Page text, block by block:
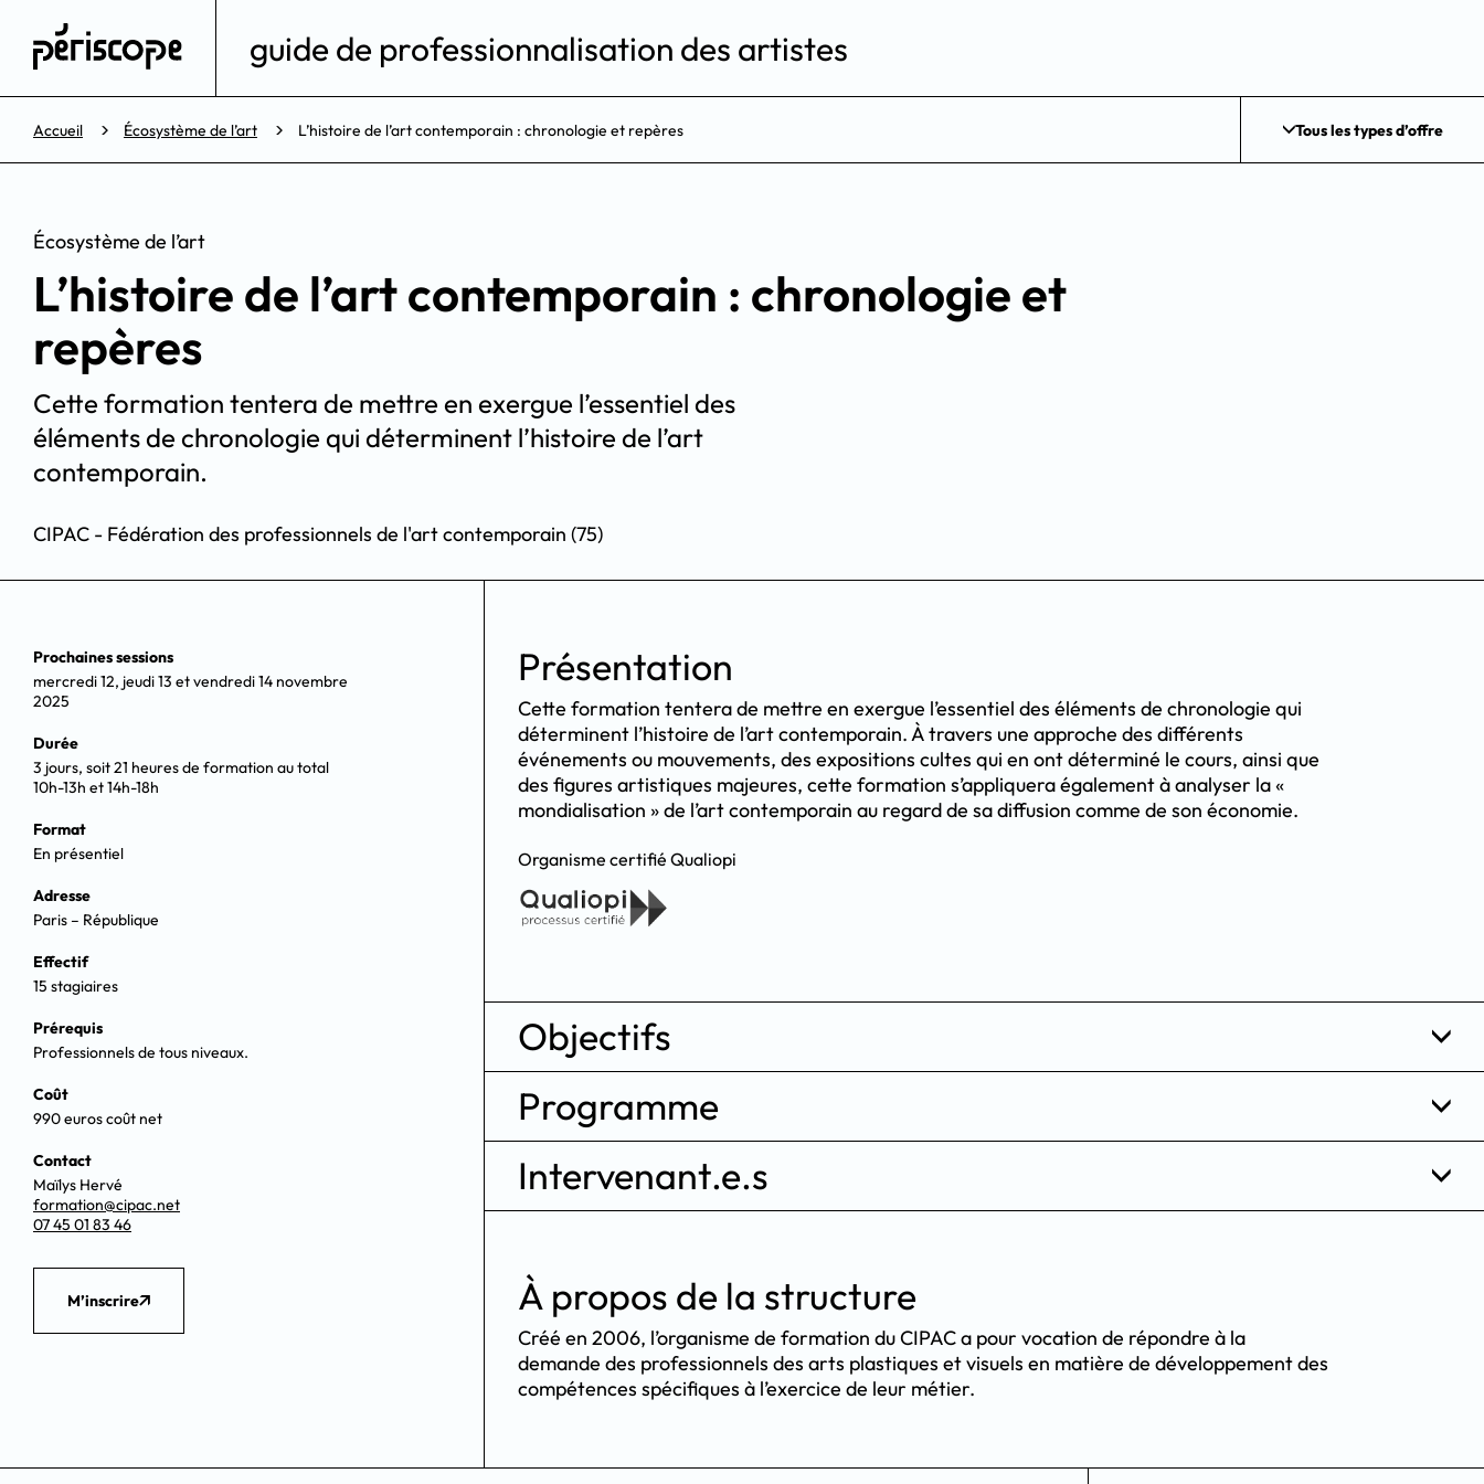
guide de professionnalisation des artistes
Accueil Écosystème de l’art L’histoire de l’art contemporain : chronologie et repères Tous les types d’offre
Écosystème de l’art
L’histoire de l’art contemporain : chronologie et
repères
Cette formation tentera de mettre en exergue l’essentiel des
éléments de chronologie qui déterminent l’histoire de l’art
contemporain.
CIPAC - Fédération des professionnels de l'art contemporain (75)
Prochaines sessions
mercredi 12, jeudi 13 et vendredi 14 novembre
2025
Durée
3 jours, soit 21 heures de formation au total
10h-13h et 14h-18h
Format
En présentiel
Adresse
Paris – République
Effectif
15 stagiaires
Prérequis
Professionnels de tous niveaux.
Coût
990 euros coût net
Contact
Maïlys Hervé
formation@cipac.net
07 45 01 83 46
M’inscrire
Présentation
Cette formation tentera de mettre en exergue l’essentiel des éléments de chronologie qui
déterminent l’histoire de l’art contemporain. À travers une approche des différents
événements ou mouvements, des expositions cultes qui en ont déterminé le cours, ainsi que
des figures artistiques majeures, cette formation s’appliquera également à analyser la «
mondialisation » de l’art contemporain au regard de sa diffusion comme de son économie.
Organisme certifié Qualiopi
Objectifs
Programme
Intervenant.e.s
À propos de la structure
Créé en 2006, l’organisme de formation du CIPAC a pour vocation de répondre à la
demande des professionnels des arts plastiques et visuels en matière de développement des
compétences spécifiques à l’exercice de leur métier.